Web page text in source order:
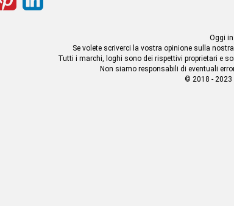
Oggi
Se volete scriverci la vostra opinione sulla
Tutti i marchi, loghi sono dei rispettivi proprietari e
Non siamo responsabili di eventuali
© 2018 -